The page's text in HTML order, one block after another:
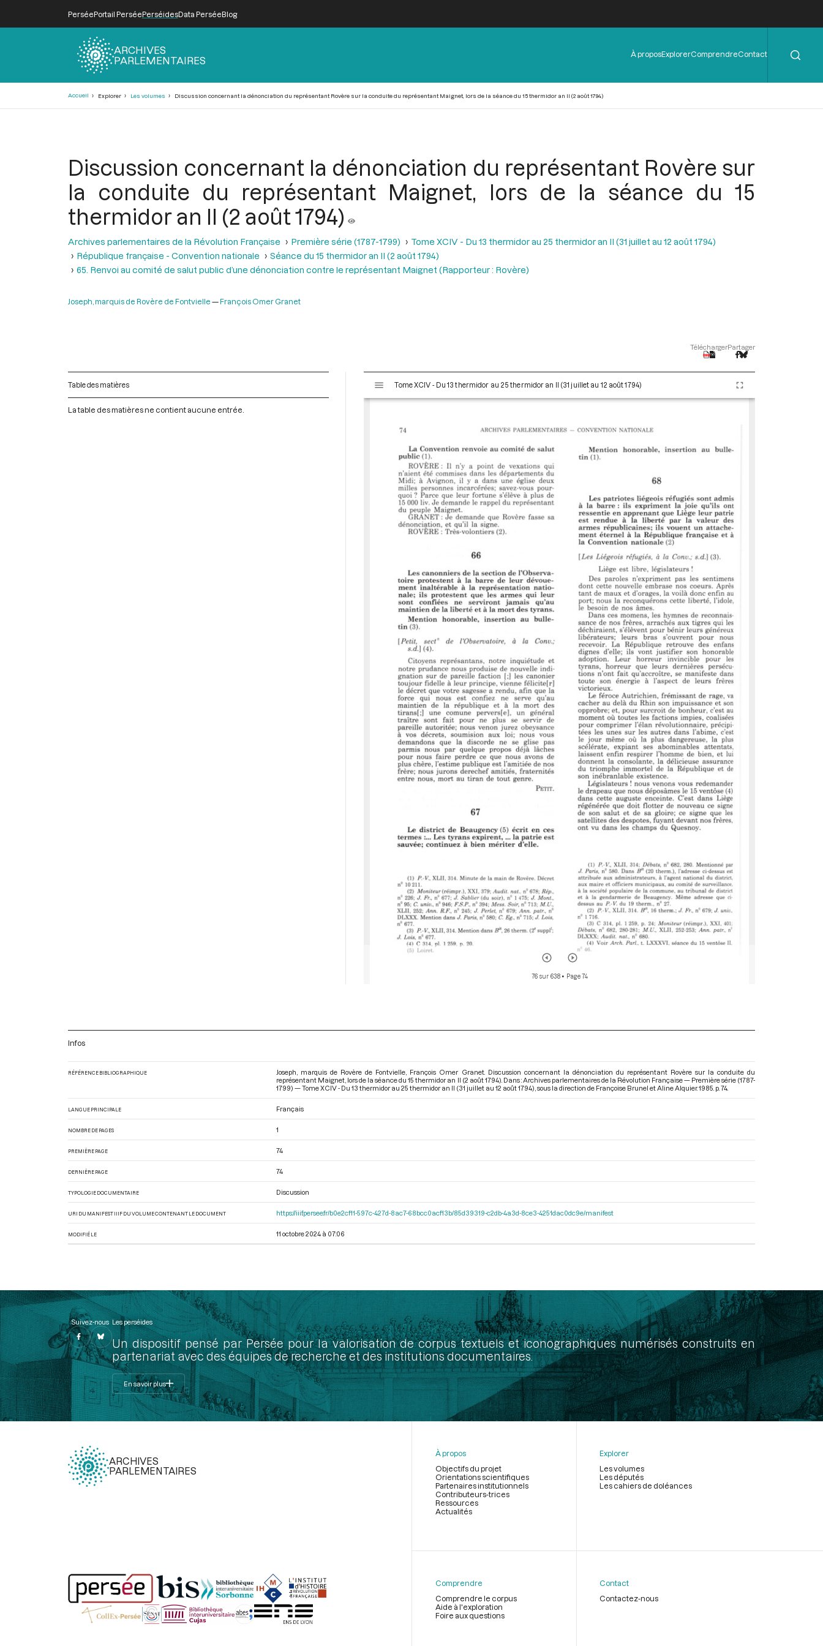
PerséePortail PerséePerséidesData PerséeBlog
ARCHIVES
PARLEMENTAIRES
Menu
de
À proposExplorerComprendreContact
Accueil Explorer Les volumes Discussion concernant la dénonciation du représentant Rovère sur la conduite du représentant Maignet, lors de la séance du 15 thermidor an II (2 août 1794)
Discussion concernant la dénonciation du représentant Rovère sur
la conduite du représentant Maignet, lors de la séance du 15
thermidor an II (2 août 1794)
Archives parlementaires de la Révolution Française Première série (1787-1799)
Tome XCIV - Du 13 thermidor au 25 thermidor an II (31 juillet au 12 août 1794)
République française - Convention nationale
Séance du 15 thermidor an II (2 août 1794)
65. Renvoi au comité de salut public d’une dénonciation contre le représentant Maignet (Rapporteur : Rovère)
Joseph, marquis de Rovère de Fontvielle François Omer Granet
TéléchargerPartager
Table des matières
La table des matières ne contient aucune entrée.
s
Tome XCIV - Du 13 thermidor au 25 thermidor an II (31 juillet au 12 août 1794)
76 sur 638• Page 74
Infos
RÉFÉRENCE BIBLIOGRAPHIQUE
Joseph, marquis de Rovère de Fontvielle, François Omer Granet. Discussion concernant la dénonciation du représentant Rovère sur la conduite du
représentant Maignet, lors de la séance du 15 thermidor an II (2 août 1794). Dans : Archives parlementaires de la Révolution Française — Première série (1787-
1799) — Tome XCIV - Du 13 thermidor au 25 thermidor an II (31 juillet au 12 août 1794) , sous la direction de Françoise Brunel et Aline Alquier. 1985. p. 74.
LANGUE PRINCIPALE Français
NOMBRE DE PAGES 1
PREMIÈRE PAGE 74
DERNIÈRE PAGE 74
TYPOLOGIE DOCUMENTAIRE Discussion
URI DU MANIFEST IIIF DU VOLUME CONTENANT LE DOCUMENT https://iiif.persee.fr/b0e2cf11-597c-427d-8ac7-68bcc0acf13b/85d39319-c2db-4a3d-8ce3-4251dac0dc9e/manifest
MODIFIÉ LE 11 octobre 2024 à 07:06
Suivez-nous Les perséides
Un dispositif pensé par Persée pour la valorisation de corpus textuels et iconographiques numérisés construits en
partenariat avec des équipes de recherche et des institutions documentaires.
En savoir plus
ARCHIVES
PARLEMENTAIRES
page
À propos
Objectifs du projet
Orientations scientifiques
Partenaires institutionnels
Contributeurs-trices
Ressources
Actualités
Explorer
Les volumes
Les députés
Les cahiers de doléances
Comprendre
Comprendre le corpus
Aide à l'exploration
Foire aux questions
Contact
Contactez-nous